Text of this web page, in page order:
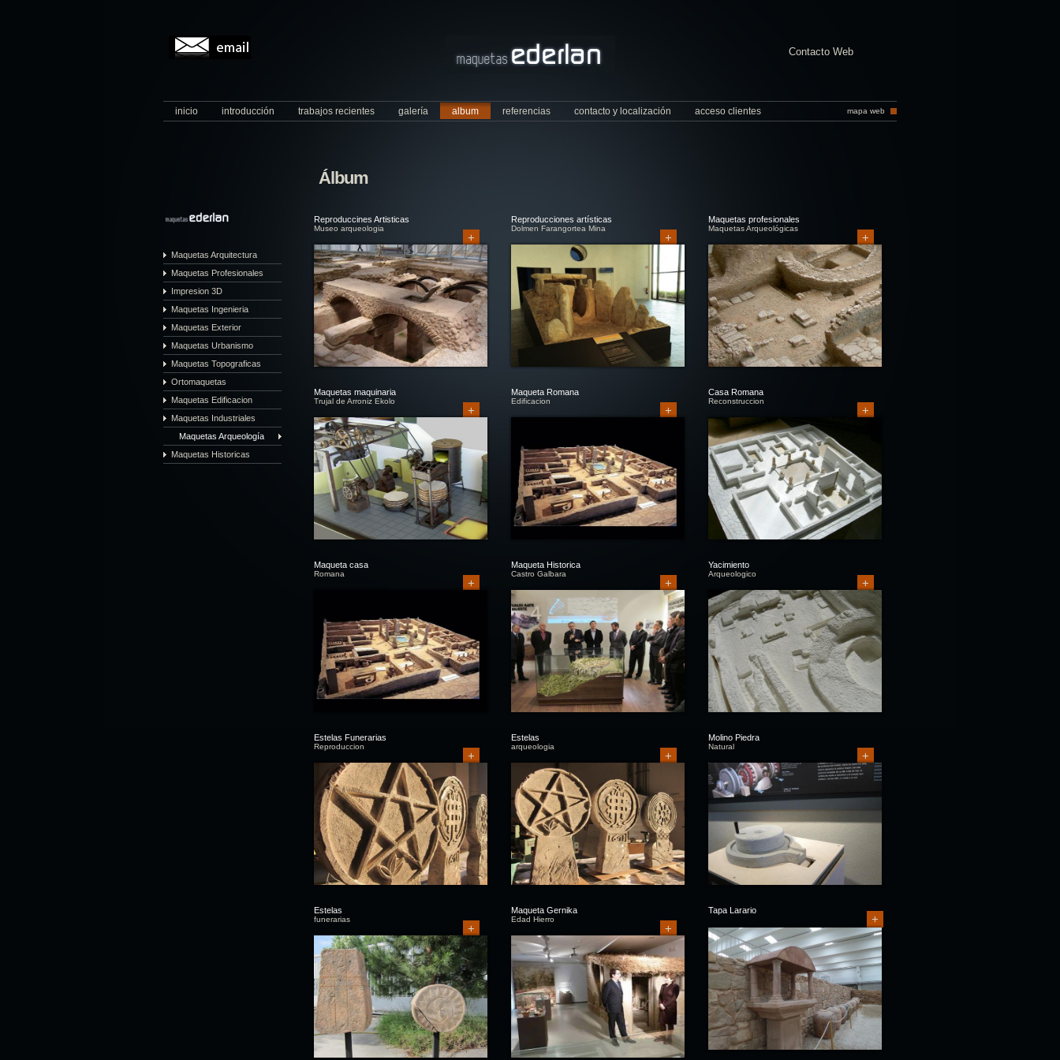
Contacto Web
inicio introducción trabajos recientes galería album referencias contacto y localización acceso clientes mapa web
Maquetas Arquitectura
Maquetas Profesionales
Impresion 3D
Maquetas Ingenieria
Maquetas Exterior
Maquetas Urbanismo
Maquetas Topograficas
Ortomaquetas
Maquetas Edificacion
Maquetas Industriales
Maquetas Arqueología
Maquetas Historicas
Álbum
Reproduccines Artisticas
Museo arqueologia
+
Reproducciones artísticas
Dolmen Farangortea Mina
+
Maquetas profesionales
Maquetas Arqueológicas
+
Maquetas maquinaria
Trujal de Arroniz Ekolo
+
Maqueta Romana
Edificacion
+
Casa Romana
Reconstruccion
+
Maqueta casa
Romana
+
Maqueta Historica
Castro Galbara
+
Yacimiento
Arqueologico
+
Estelas Funerarias
Reproduccion
+
Estelas
arqueologia
+
Molino Piedra
Natural
+
Estelas
funerarias
+
Maqueta Gernika
Edad Hierro
+
Tapa Larario
+